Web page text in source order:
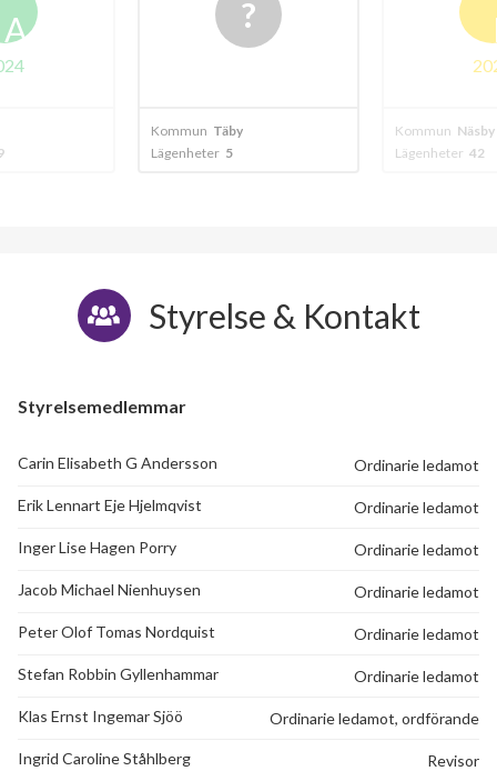
A
Kommun Täby
Lägenheter 5
Kommun
Lägenheter 42
Styrelse & Kontakt
Styrelsemedlemmar
Carin Elisabeth G Andersson Ordinarie ledamot
Erik Lennart Eje Hjelmqvist Ordinarie ledamot
Inger Lise Hagen Porry Ordinarie ledamot
Jacob Michael Nienhuysen Ordinarie ledamot
Peter Olof Tomas Nordquist Ordinarie ledamot
Stefan Robbin Gyllenhammar Ordinarie ledamot
Klas Ernst Ingemar Sjöö Ordinarie ledamot, ordförande
Ingrid Caroline Ståhlberg Revisor